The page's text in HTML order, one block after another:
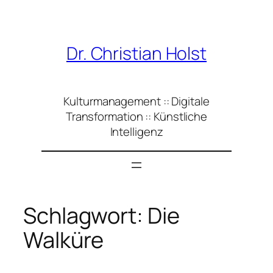
Dr. Christian Holst
Kulturmanagement :: Digitale
Transformation :: Künstliche
Intelligenz
Schlagwort: Die
Walküre